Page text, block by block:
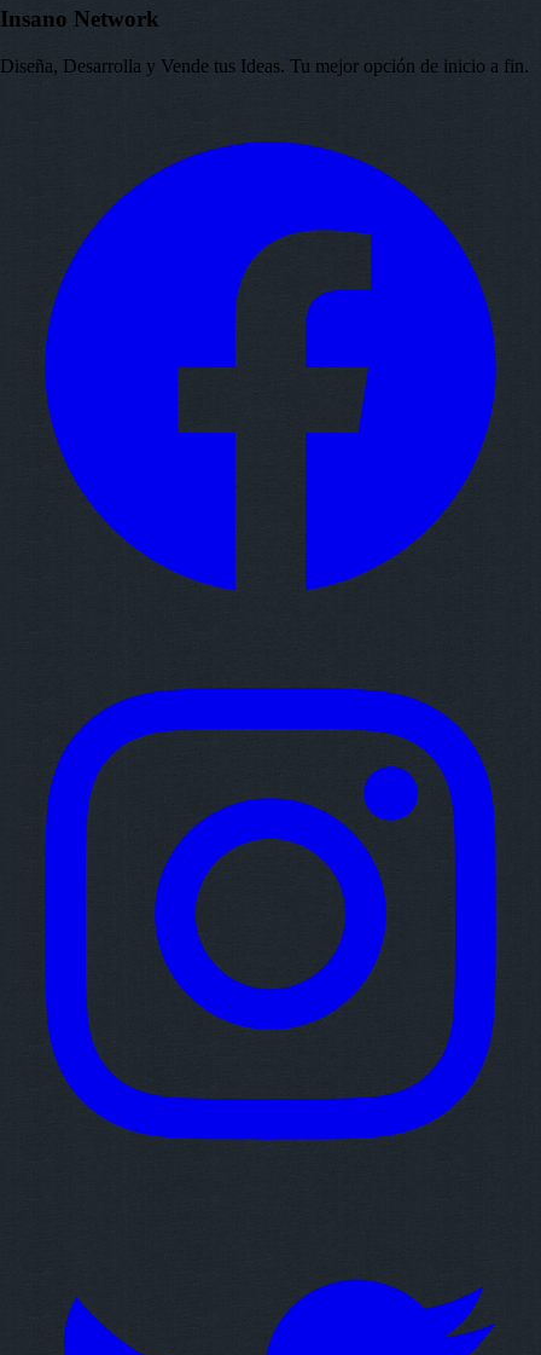
Insano Network
Diseña, Desarrolla y Vende tus Ideas. Tu mejor opción de inicio a fin.